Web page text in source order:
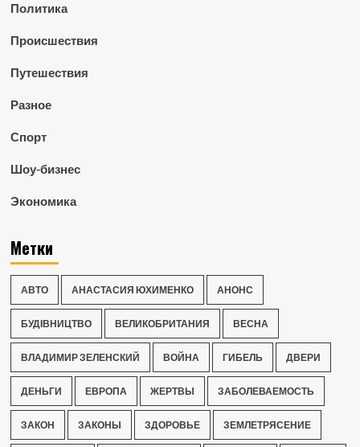
Политика
Происшествия
Путешествия
Разное
Спорт
Шоу-бизнес
Экономика
Метки
АВТО АНАСТАСИЯ ЮХИМЕНКО АНОНС
БУДІВНИЦТВО ВЕЛИКОБРИТАНИЯ ВЕСНА
ВЛАДИМИР ЗЕЛЕНСКИЙ ВОЙНА ГИБЕЛЬ ДВЕРИ
ДЕНЬГИ ЕВРОПА ЖЕРТВЫ ЗАБОЛЕВАЕМОСТЬ
ЗАКОН ЗАКОНЫ ЗДОРОВЬЕ ЗЕМЛЕТРЯСЕНИЕ